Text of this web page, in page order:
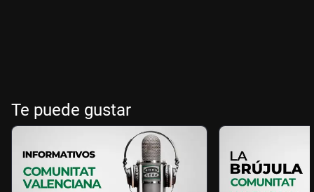
Te puede gustar